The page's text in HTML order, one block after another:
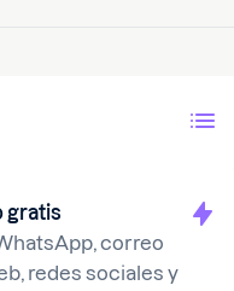
gratis
correo
redes sociales y